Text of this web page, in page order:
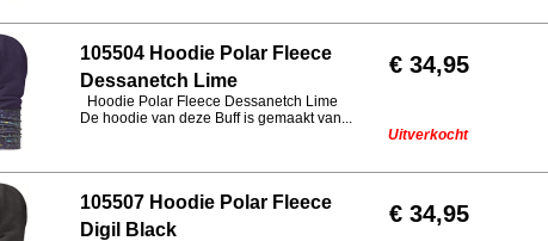
105504 Hoodie Polar Fleece
Dessanetch Lime
Hoodie Polar Fleece Dessanetch Lime
De hoodie van deze Buff is gemaakt van...
€ 34,95
Uitverkocht
105507 Hoodie Polar Fleece
Digil Black
€ 34,95